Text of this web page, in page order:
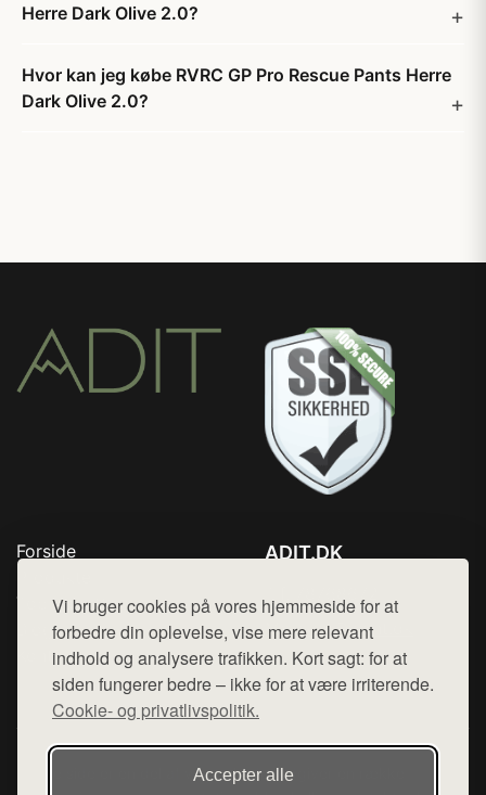
Vi bruger cookies på vores hjemmeside for at
forbedre din oplevelse, vise mere relevant
indhold og analysere trafikken. Kort sagt: for at
siden fungerer bedre – ikke for at være irriterende.
Cookie- og privatlivspolitik.
Accepter alle
Herre Dark Olive 2.0?
Hvor kan jeg købe RVRC GP Pro Rescue Pants Herre
Dark Olive 2.0?
Forside
Top Rabatter
Blog
Kontakt
ADIT.DK
Mail: hej@want.dk
Cookie- og privatlivspolitik
Denne side er en del af want.dk, der udgiver en række